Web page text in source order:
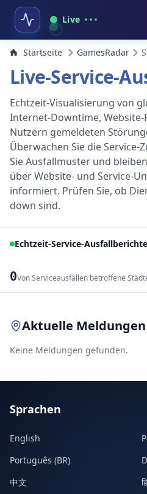
Live
Startseite GamesRadar
Live-Service-
Echtzeit-Visualisierung von
Internet-Downtime,
Nutzern gemeldeten
Überwachen Sie die
Sie Ausfallmuster und
über Website- und Service-
informiert. Prüfen Sie, ob
down sind.
Echtzeit-Service-
0Von Serviceausfällen betroffene
Aktuelle Meldungen
Keine Meldungen gefunden.
Sprachen
English
Português (BR)
中文